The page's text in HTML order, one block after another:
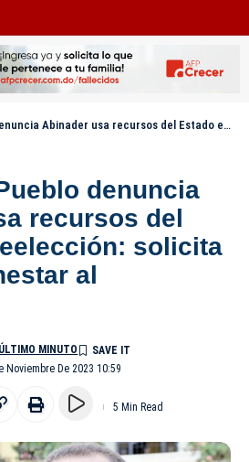
recursos del Estado en reelección: solicita a JCE amonestar al mandatario
denuncia
recursos del
solicita
al
Noviembre De 2023 10:59
MINUTO
5 Min Read